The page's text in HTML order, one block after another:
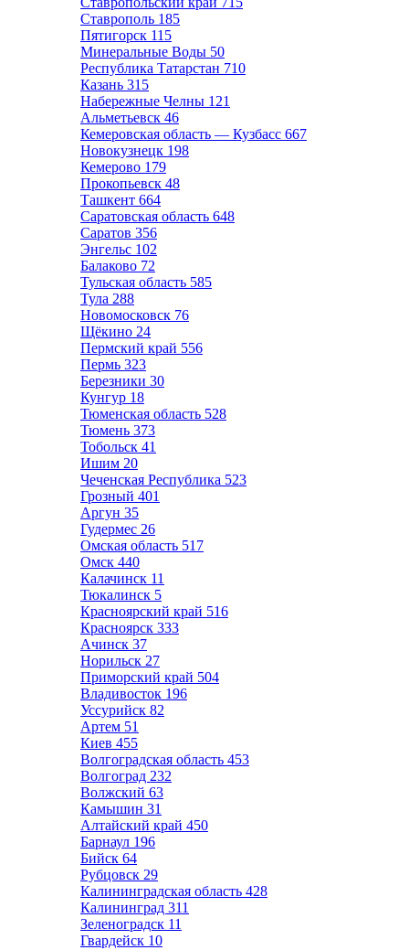
Ставрополь 185
Пятигорск 115
Минеральные Воды 50
Республика Татарстан 710
Казань 315
Набережные Челны 121
Альметьевск 46
Кемеровская область — Кузбасс 667
Новокузнецк 198
Кемерово 179
Прокопьевск 48
Ташкент 664
Саратовская область 648
Саратов 356
Энгельс 102
Балаково 72
Тульская область 585
Тула 288
Новомосковск 76
Щёкино 24
Пермский край 556
Пермь 323
Березники 30
Кунгур 18
Тюменская область 528
Тюмень 373
Тобольск 41
Ишим 20
Чеченская Республика 523
Грозный 401
Аргун 35
Гудермес 26
Омская область 517
Омск 440
Калачинск 11
Тюкалинск 5
Красноярский край 516
Красноярск 333
Ачинск 37
Норильск 27
Приморский край 504
Владивосток 196
Уссурийск 82
Артем 51
Киев 455
Волгоградская область 453
Волгоград 232
Волжский 63
Камышин 31
Алтайский край 450
Барнаул 196
Бийск 64
Рубцовск 29
Калининградская область 428
Калининград 311
Зеленоградск 11
Гвардейск 10